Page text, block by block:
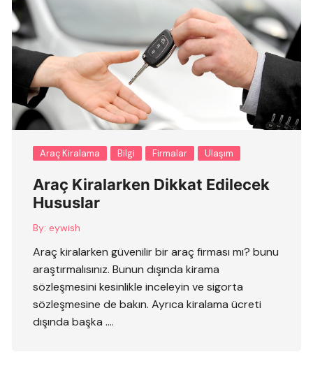
Araç Kiralama Bilgi Firmalar Ulaşım
Araç Kiralarken Dikkat Edilecek
Hususlar
By: eywish
Araç kiralarken güvenilir bir araç firması mı? bunu
araştırmalısınız. Bunun dışında kirama
sözleşmesini kesinlikle inceleyin ve sigorta
sözleşmesine de bakın. Ayrıca kiralama ücreti
dışında başka ….